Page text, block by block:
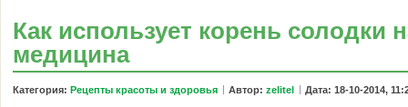
Как использует корень солодки
медицина
Категория: Рецепты красоты и здоровья Автор: zelitel Дата: 18-10-2014,